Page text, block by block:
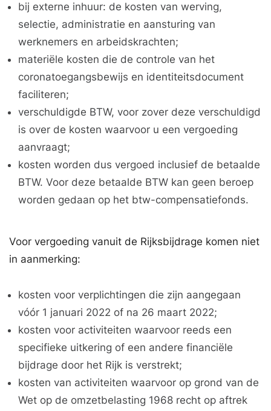
bij externe inhuur: de kosten van werving,
selectie, administratie en aansturing van
werknemers en arbeidskrachten;
materiële kosten die de controle van het
coronatoegangsbewijs en identiteitsdocument
faciliteren;
verschuldigde BTW, voor zover deze verschuldigd
is over de kosten waarvoor u een vergoeding
aanvraagt;
kosten worden dus vergoed inclusief de betaalde
BTW. Voor deze betaalde BTW kan geen beroep
worden gedaan op het btw-compensatiefonds.
Voor vergoeding vanuit de Rijksbijdrage komen niet
in aanmerking:
kosten voor verplichtingen die zijn aangegaan
vóór 1 januari 2022 of na 26 maart 2022;
kosten voor activiteiten waarvoor reeds een
specifieke uitkering of een andere financiële
bijdrage door het Rijk is verstrekt;
kosten van activiteiten waarvoor op grond van de
Wet op de omzetbelasting 1968 recht op aftrek